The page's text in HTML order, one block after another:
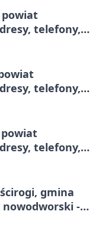
powiat
telefony,
telefony,
telefony,
gmina
-